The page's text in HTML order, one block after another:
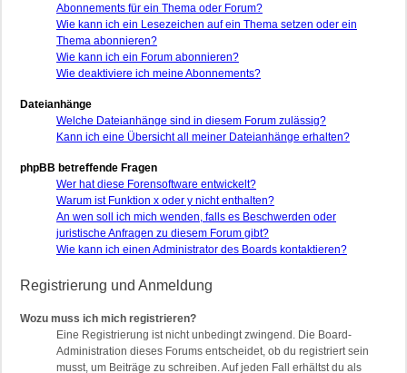
Abonnements für ein Thema oder Forum?
Wie kann ich ein Lesezeichen auf ein Thema setzen oder ein
Thema abonnieren?
Wie kann ich ein Forum abonnieren?
Wie deaktiviere ich meine Abonnements?
Dateianhänge
Welche Dateianhänge sind in diesem Forum zulässig?
Kann ich eine Übersicht all meiner Dateianhänge erhalten?
phpBB betreffende Fragen
Wer hat diese Forensoftware entwickelt?
Warum ist Funktion x oder y nicht enthalten?
An wen soll ich mich wenden, falls es Beschwerden oder
juristische Anfragen zu diesem Forum gibt?
Wie kann ich einen Administrator des Boards kontaktieren?
Registrierung und Anmeldung
Wozu muss ich mich registrieren?
Eine Registrierung ist nicht unbedingt zwingend. Die Board-
Administration dieses Forums entscheidet, ob du registriert sein
musst, um Beiträge zu schreiben. Auf jeden Fall erhältst du als